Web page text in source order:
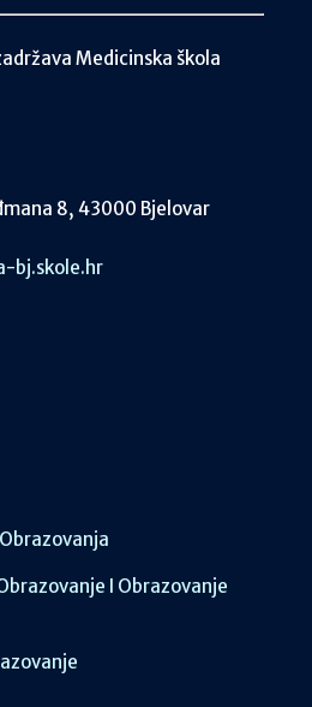
Medicinska škola
8, 43000 Bjelovar
bj.skole.hr
I Obrazovanje